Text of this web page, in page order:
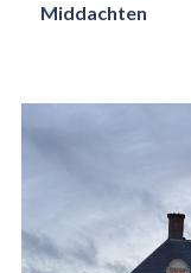
Middachten